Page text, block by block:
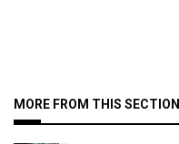
MORE FROM THIS SECTION